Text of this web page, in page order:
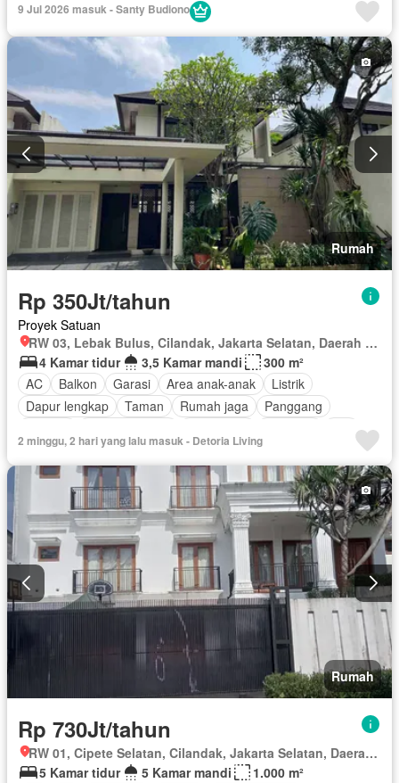
9 Jul 2026 masuk - Santy Budiono
Rumah
Rp 350Jt/tahun
Proyek Satuan
RW 03, Lebak Bulus, Cilandak, Jakarta Selatan, Daerah Khusus Ibukota Jakarta
4 Kamar tidur
3,5 Kamar mandi
300 m²
AC
Balkon Garasi Area anak-anak
Listrik
Dapur lengkap
Taman Rumah jaga
Panggang
Keamanan 24 jam
Sebagian perabotan
2 minggu, 2 hari yang lalu masuk - Detoria Living
Rumah
Rp 730Jt/tahun
RW 01, Cipete Selatan, Cilandak, Jakarta Selatan, Daerah Khusus Ibukota Jakarta
5 Kamar tidur
5 Kamar mandi
1.000 m²